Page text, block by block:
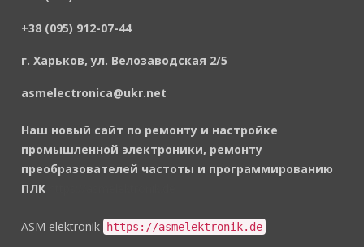
+38 (095) 912-07-44
г. Харьков, ул. Велозаводская 2/5
asmelectronica@ukr.net
Наш новый сайт по ремонту и настройке
промышленной электроники, ремонту
преобразователей частоты и программированию
ПЛК
ASM elektronik https://asmelektronik.de